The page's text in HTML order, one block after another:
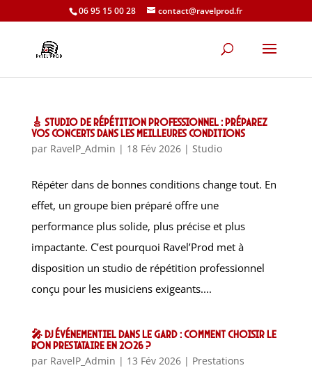
06 95 15 00 28 contact@ravelprod.fr
🎸 Studio de répétition professionnel : préparez
vos concerts dans les meilleures conditions
par RavelP_Admin | 18 Fév 2026| Studio
Répéter dans de bonnes conditions change tout. En
effet, un groupe bien préparé offre une
performance plus solide, plus précise et plus
impactante. C’est pourquoi Ravel’Prod met à
disposition un studio de répétition professionnel
conçu pour les musiciens exigeants....
🎤 DJ Événementiel dans le Gard : Comment choisir le
bon prestataire en 2026 ?
par RavelP_Admin | 13 Fév 2026| Prestations